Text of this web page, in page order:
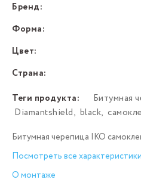
Бренд:
Форма:
Цвет:
Страна:
Теги продукта:
Битумная
Diamantshield, black,
Битумная черепица IKO
Посмотреть все характеристики
О монтаже